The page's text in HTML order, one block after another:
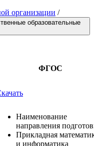
организации /
образовательные
ФГОС
Наименование
направления
Прикладная
и информатика